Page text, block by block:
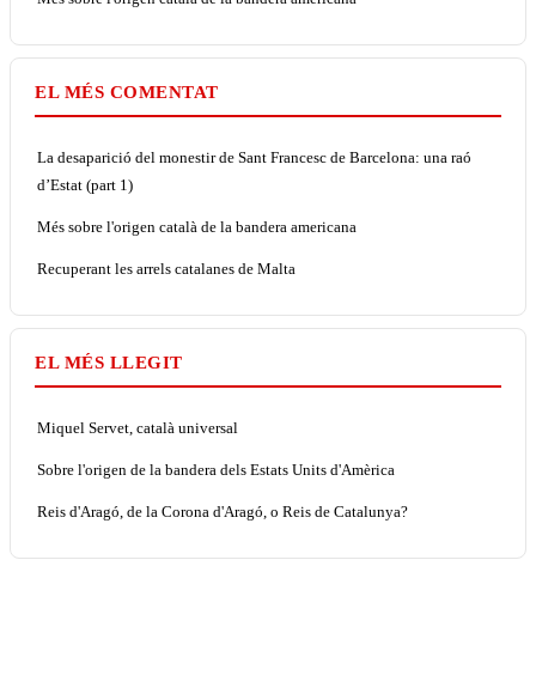
EL MÉS COMENTAT
La desaparició del monestir de Sant Francesc de Barcelona: una raó
d’Estat (part 1)
Més sobre l'origen català de la bandera americana
Recuperant les arrels catalanes de Malta
EL MÉS LLEGIT
Miquel Servet, català universal
Sobre l'origen de la bandera dels Estats Units d'Amèrica
Reis d'Aragó, de la Corona d'Aragó, o Reis de Catalunya?